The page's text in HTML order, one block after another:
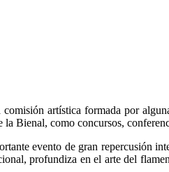
artística formada por
Bienal, como concursos,
evento de gran repercusión
profundiza en el arte del